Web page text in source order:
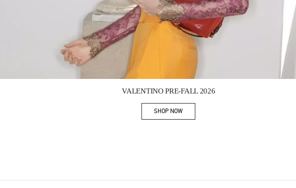
VALENTINO PRE-FALL 2026
SHOP NOWLink Opens in New Tab